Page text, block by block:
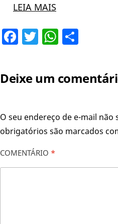
LEIA MAIS
Facebook
Twitter
Deixe um
O seu endereço de e-mail não
obrigatórios são marcados
COMENTÁRIO *